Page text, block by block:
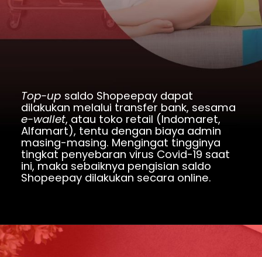
Top-up saldo Shopeepay dapat
e-wallet, atau toko retail (Indomaret,
Alfamart), tentu dengan biaya admin
masing-masing. Mengingat tingginya
tingkat penyebaran virus Covid-19 saat
ini, maka sebaiknya pengisian saldo
Shopeepay dilakukan secara online.